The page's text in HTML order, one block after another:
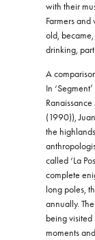
with their
Farmers
old,
drinking,
A
In
(1990)),
the
called ‘La
complete
long poles,
annually.
being
moments